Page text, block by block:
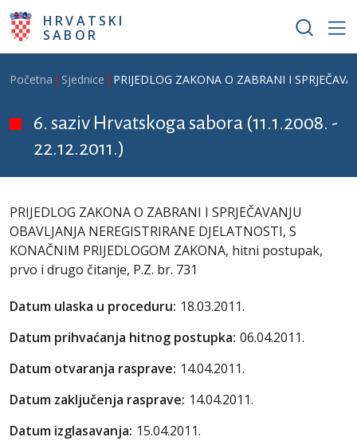
Skoči na glavni sadržaj
HRVATSKI
SABOR
Breadcrumb
Početna Sjednice PRIJEDLOG ZAKONA O ZABRANI I
6. saziv Hrvatskoga sabora (11.1.2008. -
22.12.2011.)
PRIJEDLOG ZAKONA O ZABRANI I SPRJEČAVANJU
OBAVLJANJA NEREGISTRIRANE DJELATNOSTI, S
KONAČNIM PRIJEDLOGOM ZAKONA, hitni postupak,
prvo i drugo čitanje, P.Z. br. 731
Datum ulaska u proceduru: 18.03.2011.
Datum prihvaćanja hitnog postupka: 06.04.2011.
Datum otvaranja rasprave: 14.04.2011.
Datum zaključenja rasprave: 14.04.2011.
Datum izglasavanja: 15.04.2011.